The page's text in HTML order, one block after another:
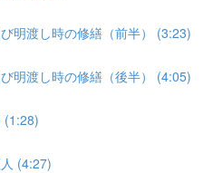
明渡し時の修繕（前半） (3:23)
明渡し時の修繕（後半） (4:05)
(4:27)